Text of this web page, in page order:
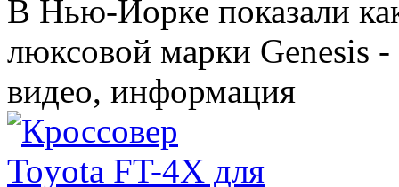
В Нью-Йорке показали
люксовой марки Genesis
видео, информация